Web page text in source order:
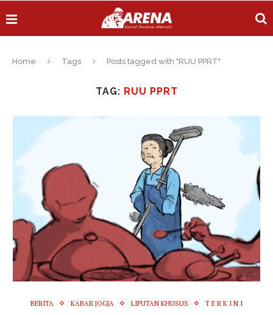
Home Tags Posts tagged with "RUU PPRT"
TAG: RUU PPRT
BERITA KABAR JOGJA LIPUTAN KHUSUS T E R K I N I